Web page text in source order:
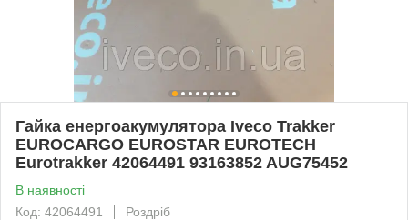
Гайка енергоакумулятора Iveco Trakker
EUROCARGO EUROSTAR EUROTECH
Eurotrakker 42064491 93163852 AUG75452
В наявності
Код: 42064491
Роздріб